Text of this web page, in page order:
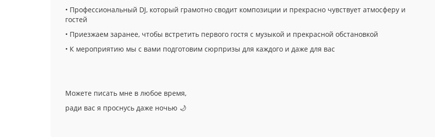
• Профессиональный DJ, который грамотно сводит композиции и прекрасно чувствует атмосферу и
гостей
• Приезжаем заранее, чтобы встретить первого гостя с музыкой и прекрасной обстановкой
• К мероприятию мы с вами подготовим сюрпризы для каждого и даже для вас
Можете писать мне в любое время,
ради вас я проснусь даже ночью 🌙